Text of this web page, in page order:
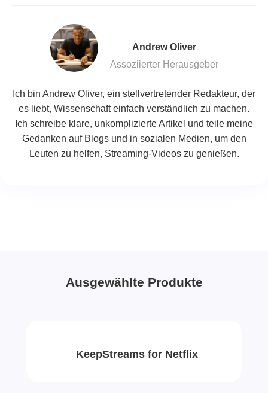
Andrew Oliver
Assoziierter Herausgeber
Ich bin Andrew Oliver, ein stellvertretender Redakteur, der
es liebt, Wissenschaft einfach verständlich zu machen.
Ich schreibe klare, unkomplizierte Artikel und teile meine
Gedanken auf Blogs und in sozialen Medien, um den
Leuten zu helfen, Streaming-Videos zu genießen.
Ausgewählte Produkte
KeepStreams for Netflix